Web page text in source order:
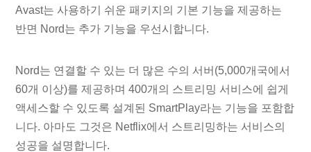
Avast는 사용하기 쉬운 패키지의 기본 기능을 제공하는
반면 Nord는 추가 기능을 우선시합니다.
Nord는 연결할 수 있는 더 많은 수의 서버(5,000개국에서
60개 이상)를 제공하며 400개의 스트리밍 서비스에 쉽게
액세스할 수 있도록 설계된 SmartPlay라는 기능을 포함합
니다. 아마도 그것은 Netflix에서 스트리밍하는 서비스의
성공을 설명합니다.